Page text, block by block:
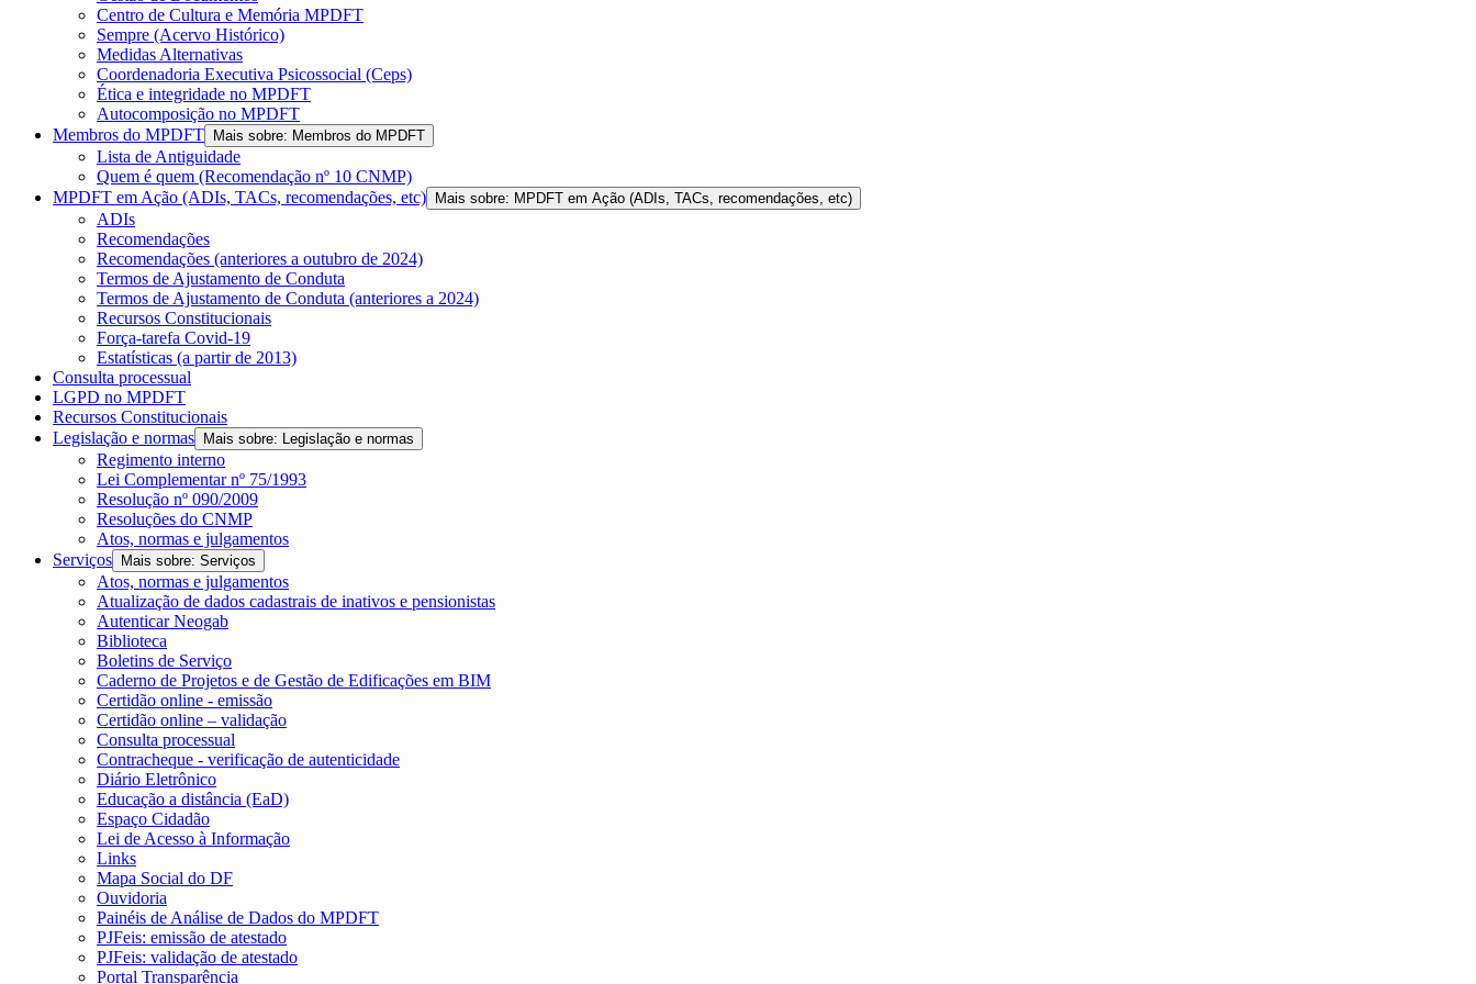
Centro de Cultura e Memória MPDFT
Sempre (Acervo Histórico)
Medidas Alternativas
Coordenadoria Executiva Psicossocial (Ceps)
Ética e integridade no MPDFT
Autocomposição no MPDFT
Membros do MPDFT
Mais sobre: Membros do MPDFT
Lista de Antiguidade
Quem é quem (Recomendação nº 10 CNMP)
MPDFT em Ação (ADIs, TACs, recomendações, etc)
Mais sobre: MPDFT em Ação (ADIs, TACs, recomendações, etc)
ADIs
Recomendações
Recomendações (anteriores a outubro de 2024)
Termos de Ajustamento de Conduta
Termos de Ajustamento de Conduta (anteriores a 2024)
Recursos Constitucionais
Força-tarefa Covid-19
Estatísticas (a partir de 2013)
Consulta processual
LGPD no MPDFT
Recursos Constitucionais
Legislação e normas
Mais sobre: Legislação e normas
Regimento interno
Lei Complementar nº 75/1993
Resolução nº 090/2009
Resoluções do CNMP
Atos, normas e julgamentos
Serviços
Mais sobre: Serviços
Atos, normas e julgamentos
Atualização de dados cadastrais de inativos e pensionistas
Autenticar Neogab
Biblioteca
Boletins de Serviço
Caderno de Projetos e de Gestão de Edificações em BIM
Certidão online - emissão
Certidão online – validação
Consulta processual
Contracheque - verificação de autenticidade
Diário Eletrônico
Educação a distância (EaD)
Espaço Cidadão
Lei de Acesso à Informação
Links
Mapa Social do DF
Ouvidoria
Painéis de Análise de Dados do MPDFT
PJFeis: emissão de atestado
PJFeis: validação de atestado
Portal Transparência